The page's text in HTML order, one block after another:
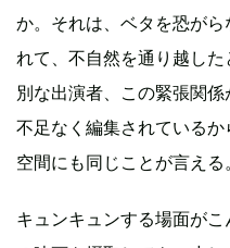
か。それは、ベタを恐が
れて、不自然を通り越し
別な出演者、この緊張関
不足なく編集されている
空間にも同じことが言える。
キュンキュンする場面が